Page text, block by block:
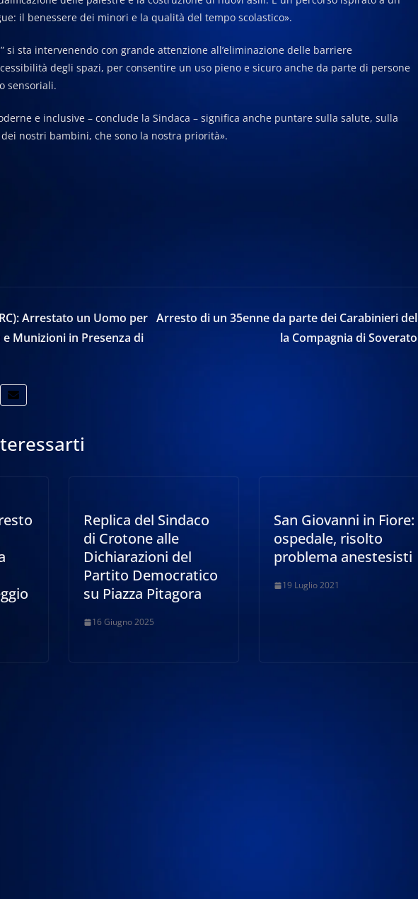
il benessere dei minori e la qualità del tempo scolastico».
si sta intervenendo con grande attenzione all’eliminazione delle barriere
degli spazi, per consentire un uso pieno e sicuro anche da parte di persone
sensoriali.
e inclusive – conclude la Sindaca – significa anche puntare sulla salute, sulla
nostri bambini, che sono la nostra priorità».
Arrestato un Uomo per
Munizioni in Presenza di
Arresto di un 35enne da parte dei Carabinieri del
la Compagnia di Soverato
Replica del Sindaco
di Crotone alle
Dichiarazioni del
Partito Democratico
su Piazza Pitagora
16 Giugno 2025
San Giovanni in Fiore:
ospedale, risolto
problema anestesisti
19 Luglio 2021